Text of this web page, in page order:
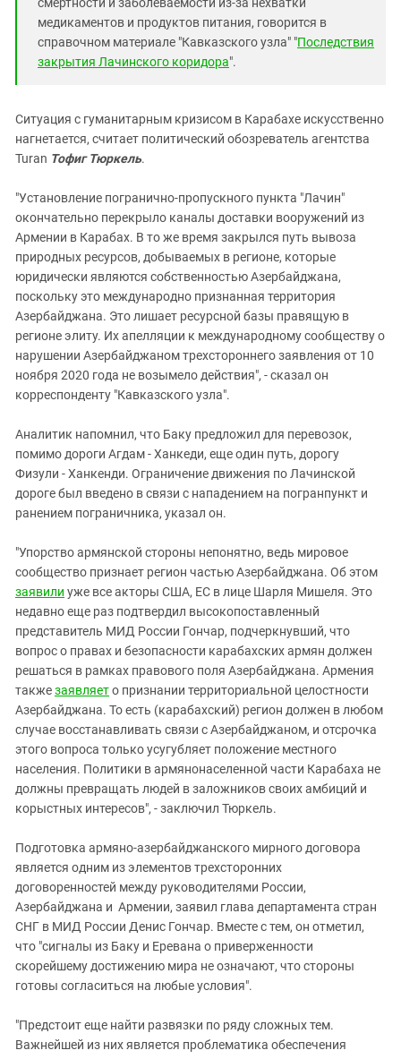
медикаментов и продуктов питания, говорится в
справочном материале "Кавказского узла" "Последствия
закрытия Лачинского коридора".
Ситуация с гуманитарным кризисом в Карабахе искусственно
нагнетается, считает политический обозреватель агентства
Turan Тофиг Тюркель.
"Установление погранично-пропускного пункта "Лачин"
окончательно перекрыло каналы доставки вооружений из
Армении в Карабах. В то же время закрылся путь вывоза
природных ресурсов, добываемых в регионе, которые
юридически являются собственностью Азербайджана,
поскольку это международно признанная территория
Азербайджана. Это лишает ресурсной базы правящую в
регионе элиту. Их апелляции к международному сообществу о
нарушении Азербайджаном трехстороннего заявления от 10
ноября 2020 года не возымело действия", - сказал он
корреспонденту "Кавказского узла".
Аналитик напомнил, что Баку предложил для перевозок,
помимо дороги Агдам - Ханкеди, еще один путь, дорогу
Физули - Ханкенди. Ограничение движения по Лачинской
дороге был введено в связи с нападением на погранпункт и
ранением пограничника, указал он.
"Упорство армянской стороны непонятно, ведь мировое
сообщество признает регион частью Азербайджана. Об этом
заявили уже все акторы США, ЕС в лице Шарля Мишеля. Это
недавно еще раз подтвердил высокопоставленный
представитель МИД России Гончар, подчеркнувший, что
вопрос о правах и безопасности карабахских армян должен
решаться в рамках правового поля Азербайджана. Армения
такжезаявляето признании территориальной целостности
Азербайджана. То есть (карабахский) регион должен в любом
случае восстанавливать связи с Азербайджаном, и отсрочка
этого вопроса только усугубляет положение местного
населения. Политики в армянонаселенной части Карабаха не
должны превращать людей в заложников своих амбиций и
корыстных интересов", - заключил Тюркель.
Подготовка армяно-азербайджанского мирного договора
является одним из элементов трехсторонних
договоренностей между руководителями России,
Азербайджана и Армении, заявил глава департамента стран
СНГ в МИД России Денис Гончар. Вместе с тем, он отметил,
что "сигналы из Баку и Еревана о приверженности
скорейшему достижению мира не означают, что стороны
готовы согласиться на любые условия".
"Предстоит еще найти развязки по ряду сложных тем.
Важнейшей из них является проблематика обеспечения